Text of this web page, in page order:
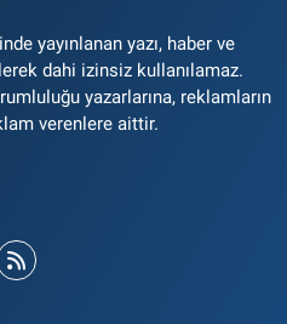
yayınlanan yazı, haber ve
dahi izinsiz kullanılamaz.
yazarlarına, reklamların
verenlere aittir.